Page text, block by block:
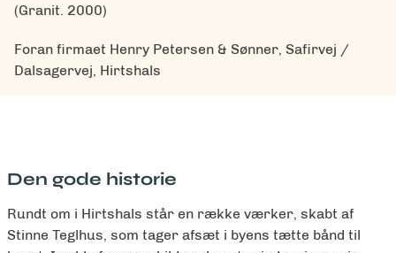
(Granit. 2000)
Foran firmaet Henry Petersen & Sønner, Safirvej /
Dalsagervej, Hirtshals
Den gode historie
Rundt om i Hirtshals står en række værker, skabt af
Stinne Teglhus, som tager afsæt i byens tætte bånd til